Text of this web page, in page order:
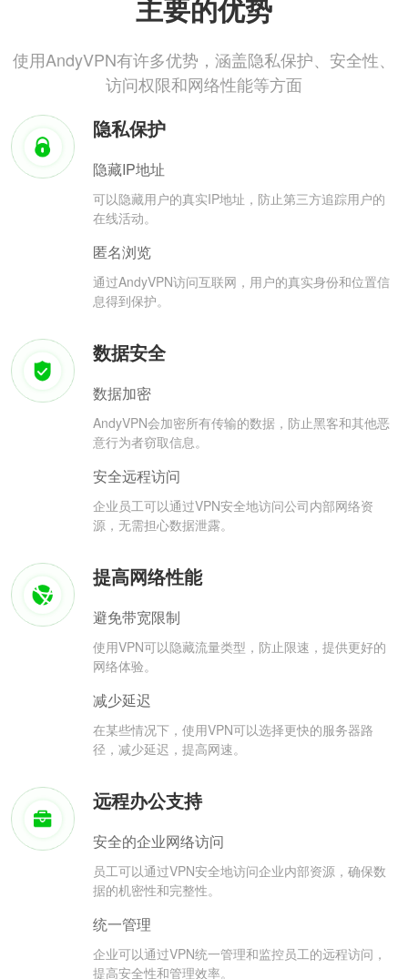
主要的优势
使用AndyVPN有许多优势，涵盖隐私保护、安全性、
访问权限和网络性能等方面
隐私保护
隐藏IP地址
可以隐藏用户的真实IP地址，防止第三方追踪用户的
在线活动。
匿名浏览
通过AndyVPN访问互联网，用户的真实身份和位置信
息得到保护。
数据安全
数据加密
AndyVPN会加密所有传输的数据，防止黑客和其他恶
意行为者窃取信息。
安全远程访问
企业员工可以通过VPN安全地访问公司内部网络资
源，无需担心数据泄露。
提高网络性能
避免带宽限制
使用VPN可以隐藏流量类型，防止限速，提供更好的
网络体验。
减少延迟
在某些情况下，使用VPN可以选择更快的服务器路
径，减少延迟，提高网速。
远程办公支持
安全的企业网络访问
员工可以通过VPN安全地访问企业内部资源，确保数
据的机密性和完整性。
统一管理
企业可以通过VPN统一管理和监控员工的远程访问，
提高安全性和管理效率。